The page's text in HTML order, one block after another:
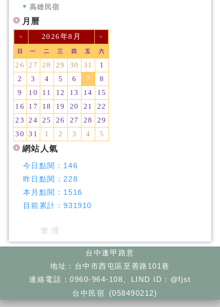
高雄民宿
月曆
< 2026年8月 >
日 一 二 三 四 五 六
26 27 28 29 30 31
1
2
3 4 5 6 7
8
9
10 11 12 13 14
15
16
17 18 19 20 21
22
23
24 25 26 27 28
29
30
31 1 2 3 4 5
網站人氣
今日點閱： 146
昨日點閱： 228
本月點閱： 1516
目前累計：931910
管 理
台中逢甲路意
地址：台中市西屯區至善路101巷
連絡電話：0960-964-108、LIND ID：@fjst
台中民宿 (058490212)